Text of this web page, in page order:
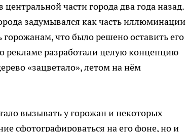
части города два года назад.
задумывался как часть иллюминации
что было решено оставить его
рекламе разработали целую концепцию
«зацветало», летом на нём
вызывать у горожан и некоторых
сфотографироваться на его фоне, но и